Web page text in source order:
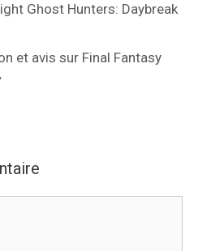
Ghost Hunters: Daybreak
et avis sur Final Fantasy